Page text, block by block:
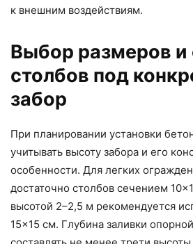
к внешним воздействиям.
Выбор размеров
столбов под
забор
При планировании установки
учитывать высоту забора и его
особенности. Для легких
достаточно столбов сечением
высотой 2–2,5 м рекомендуется
15×15 см. Глубина заливки